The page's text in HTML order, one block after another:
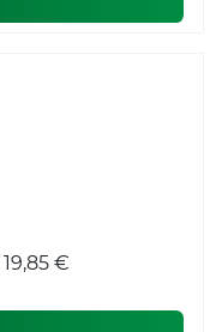
19,85 €